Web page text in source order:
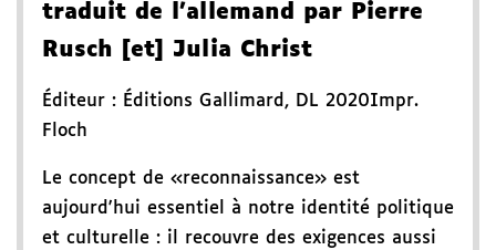
traduit de l'allemand par Pierre
Rusch [et] Julia Christ
Éditeur : Éditions Gallimard , DL 2020Impr.
Floch
Le concept de «reconnaissance» est
aujourd'hui essentiel à notre identité politique
et culturelle : il recouvre des exigences aussi